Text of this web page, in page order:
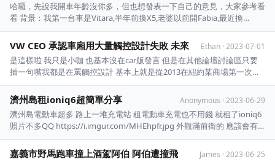
哈囉，先說我開車年齡沒你多，但也想發表一下自己的意見，大家參考看
看 背景：我第一台車是Vitara,半年前換X5,老婆以前開Fabia,最近換
model3, 因為輪流接小 孩,這四台我都開了很長的時間 以我開車習慣, 冷
氣溫度固定風量自動,播音樂和導航都是按手機操作,基本上一年碰不到 幾
次中控台, x5保 ...
VW CEO 承認車廂用大量觸控設計失敗 未來 Ethan · 2023-07-01
是這樣啦 我只是小咖 也基本沒在car版發言 但是在其他論壇討論區只要
插一句嘴我都是在罵觸控設計 基本上就是從2013在紐約某商場第一次看
到特斯拉展示店的大螢幕開始 身為一個97年開始開車,05年第一次買車的
老人 我是堅決反對智能化及大螢幕放在車上,我也不敢說依老賣老 但我實
在不懂電子化這麼多年了,年輕人還 ...
濟州島租ioniq6超簡單分享 Anonymous · 2023-06-29
濟州島電動車超多 路上一堆充電站 租電動車充電也不用錢 就租了ioniq6
照片不多QQ https://i.imgur.com/MHEhpfr.jpg 外觀滿前衛的 應該會有
很多守舊的人不喜歡 但越看越好看 雖然是跑車設定 但很大一台 座位都很
寬敞 行李箱空間也很深 https://i.imgur. ...
嘉義市野馬跑車撞上酒駕阿伯 阿伯遭撞飛 James · 2023-06-25